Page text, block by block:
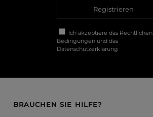
Registrieren
Ich akzeptiere das Rechtlichen
Bedingungen und das
Datenschutzerklärung
BRAUCHEN SIE HILFE?